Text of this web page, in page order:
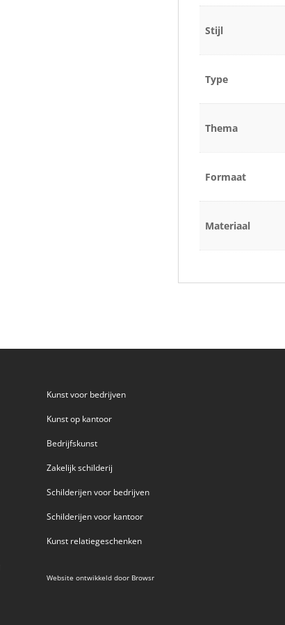
Stijl
Type
Thema
Formaat
Materiaal
Kunst voor bedrijven
Kunst op kantoor
Bedrijfskunst
Zakelijk schilderij
Schilderijen voor bedrijven
Schilderijen voor kantoor
Kunst relatiegeschenken
Website ontwikkeld door Browsr